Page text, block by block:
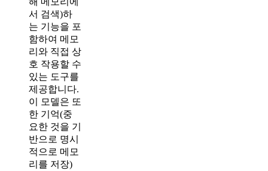
서 검색)하
는 기능을 포
함하여 메모
리와 직접 상
호 작용할 수
있는 도구를
제공합니다.
이 모델은 또
한 기억(중
요한 것을 기
반으로 명시
적으로 메모
리를 저장)